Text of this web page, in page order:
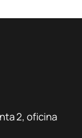
2, oficina